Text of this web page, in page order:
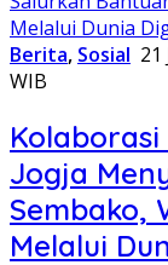
Berita, Sosial 21
WIB
Kolaborasi
Jogja
Sembako,
Melalui